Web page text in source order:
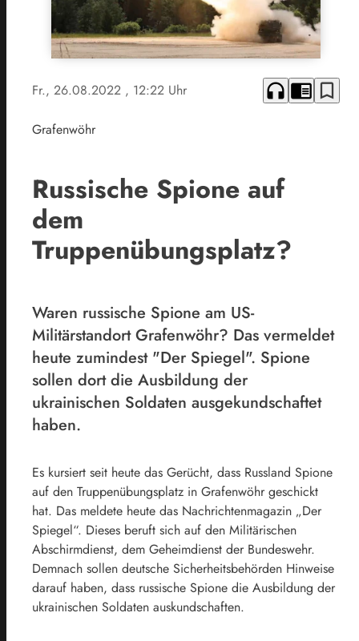
Fr., 26.08.2022 , 12:22 Uhr headphones chrome_reader_mode bookmark_border
Grafenwöhr
Russische Spione auf
dem
Truppenübungsplatz?
Waren russische Spione am US-
Militärstandort Grafenwöhr? Das vermeldet
heute zumindest "Der Spiegel". Spione
sollen dort die Ausbildung der
ukrainischen Soldaten ausgekundschaftet
haben.
Es kursiert seit heute das Gerücht, dass Russland Spione
auf den Truppenübungsplatz in Grafenwöhr geschickt
hat. Das meldete heute das Nachrichtenmagazin „Der
Spiegel“. Dieses beruft sich auf den Militärischen
Abschirmdienst, dem Geheimdienst der Bundeswehr.
Demnach sollen deutsche Sicherheitsbehörden Hinweise
darauf haben, dass russische Spione die Ausbildung der
ukrainischen Soldaten auskundschaften.